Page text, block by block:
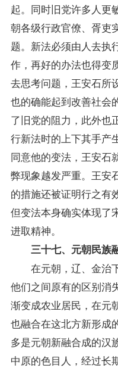
起。同时旧党许多人更
朝各级行政官僚、胥吏
题。新法必须由人去执
作，再好的办法也得变
去思考问题，王安石所
也的确能起到改善社会
了旧党的阻力，此外也
行新法时的上下其手产
同意他的变法，王安石
弊现象越发严重。王安
的措施还被证明行之有
但变法本身确实体现了
进取精神。
三十七、元朝民族
在元朝，辽、金治
他们之间原有的区别消
渐变成农业居民，在元
也融合在这北方新形成
多是元朝新融合成的汉
中原的色目人，经过长